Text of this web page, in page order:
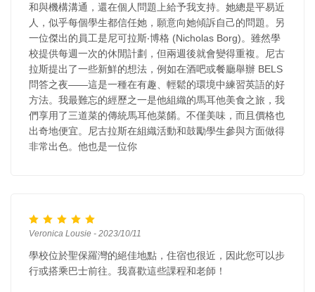
和與機構溝通，還在個人問題上給予我支持。她總是平易近
人，似乎每個學生都信任她，願意向她傾訴自己的問題。另
一位傑出的員工是尼可拉斯‧博格 (Nicholas Borg)。雖然學
校提供每週一次的休閒計劃，但兩週後就會變得重複。尼古
拉斯提出了一些新鮮的想法，例如在酒吧或餐廳舉辦 BELS
問答之夜——這是一種在有趣、輕鬆的環境中練習英語的好
方法。我最難忘的經歷之一是他組織的馬耳他美食之旅，我
們享用了三道菜的傳統馬耳他菜餚。不僅美味，而且價格也
出奇地便宜。尼古拉斯在組織活動和鼓勵學生參與方面做得
非常出色。他也是一位你
Veronica Lousie - 2023/10/11
學校位於聖保羅灣的絕佳地點，住宿也很近，因此您可以步
行或搭乘巴士前往。我喜歡這些課程和老師！